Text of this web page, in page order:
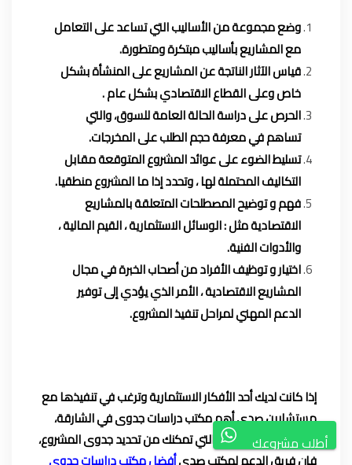
وضع مجموعة من الأساليب التي تساعد على التعامل
مع المشاريع بأساليب مبتكرة ومتطورة.
قياس الآثار الناتجة عن المشاريع على المنشأة بشكل
خاص وعلى القطاع الاقتصادي بشكل عام .
الحرص على دراسة الحالة العامة للسوق، والتي
تساهم في معرفة حجم الطلب على المخرجات.
تسليط الضوء على عوائد المشروع المتوقعة مقابل
التكاليف المحتملة لها ، وتحدد إذا ما المشروع منطقيا.
فهم و توضيح المصطلحات المتعلقة بالمشاريع
الاقتصادية مثل : الوسائل الاستثمارية ، القيم المالية ،
والأدوات الفنية.
اختيار و توظيف الأفراد من أصحاب الخبرة في مجال
المشاريع الاقتصادية ، الأمر الذي يؤدي إلى توفير
الدعم المهني لمراحل تنفيذ المشروع.
إذا كانت لديك أحدالأفكار الاستثماريةوترغب في تنفيذها مع
مستشارين صدى أهم مكتب دراسات جدوى في الشارقة،
ولكن لم تمتلك الآليات التي تمكنك من تحديد جدوى المشروع،
أطلب مشروعك